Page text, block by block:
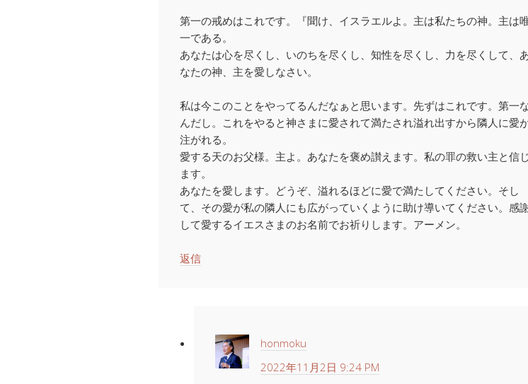
第一の戒めはこれです。『聞け、イスラエルよ。主は私たちの神。主は
一である。
あなたは心を尽くし、いのちを尽くし、知性を尽くし、力を尽くして、
なたの神、主を愛しなさい。
私は今このことをやってるんだなぁと思います。先ずはこれです。第一
んだし。これをやると神さまに愛されて満たされ溢れ出すから隣人に愛
注がれる。
愛する天のお父様。主よ。あなたを褒め讃えます。私の罪の救い主と信じ
ます。
あなたを愛します。どうぞ、溢れるほどに愛で満たしてください。そし
て、その愛が私の隣人にも広がっていくように助け導いてください。感
して愛するイエスさまのお名前でお祈りします。アーメン。
返信
honmoku
2022年11月2日 9:24 PM